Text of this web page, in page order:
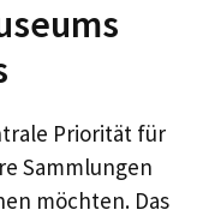
Priorität für
Sammlungen
möchten. Das